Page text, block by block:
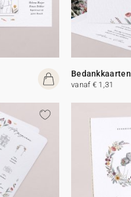
Bedankkaarten
vanaf € 1,31